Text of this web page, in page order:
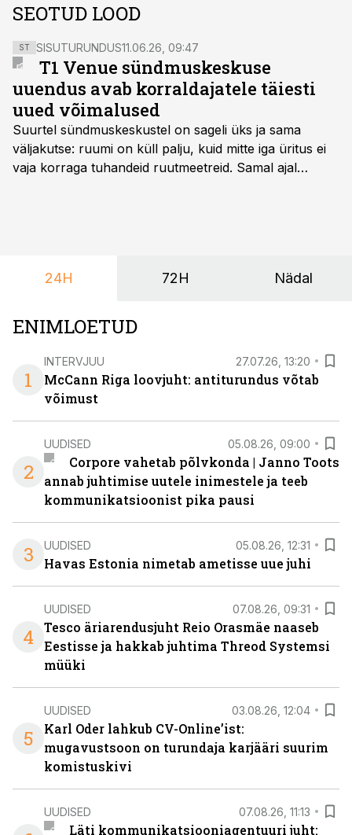
SEOTUD LOOD
ST SISUTURUNDUS11.06.26, 09:47
T1 Venue sündmuskeskuse
uuendus avab korraldajatele täiesti
uued võimalused
Suurtel sündmuskeskustel on sageli üks ja sama
väljakutse: ruumi on küll palju, kuid mitte iga üritus ei
vaja korraga tuhandeid ruutmeetreid. Samal ajal
nendele vajadustele vastanud uuendusega, mis pakub
24H 72H Nädal
ENIMLOETUD
1
INTERVJUU 27.07.26, 13:20
McCann Riga loovjuht: antiturundus võtab
võimust
2
UUDISED 05.08.26, 09:00
Corpore vahetab põlvkonda | Janno Toots
annab juhtimise uutele inimestele ja teeb
kommunikatsioonist pika pausi
3 UUDISED 05.08.26, 12:31
Havas Estonia nimetab ametisse uue juhi
4
UUDISED 07.08.26, 09:31
Tesco äriarendusjuht Reio Orasmäe naaseb
Eestisse ja hakkab juhtima Threod Systemsi
müüki
5
UUDISED 03.08.26, 12:04
Karl Oder lahkub CV-Online’ist:
mugavustsoon on turundaja karjääri suurim
komistuskivi
UUDISED 07.08.26, 11:13
Läti kommunikatsiooniagentuuri juht: